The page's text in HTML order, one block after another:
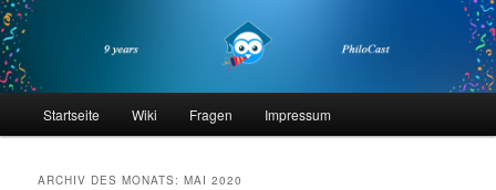
Zum
primären
Inhalt
springen
Zum
sekundären
Inhalt
springenphilocast
Startseite Wiki Fragen Impressum
ARCHIV DES MONATS:MAI 2020